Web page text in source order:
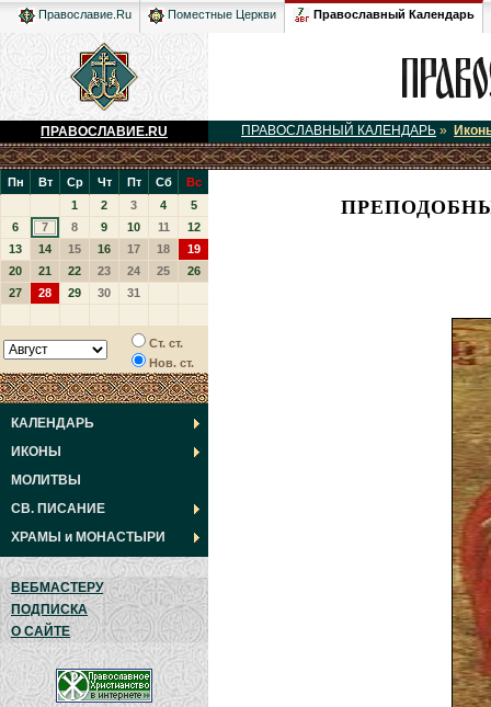
Православие.Ru Поместные Церкви Православный Календарь
ПРАВОСЛАВИЕ.RU ПРАВОСЛАВНЫЙ КАЛЕНДАРЬ »
Пн Вт Ср Чт Пт Сб
Вс
1
2 3 4
5
6
7 8 9 10 11
12
13
14 15 16 17 18
19
20
21 22 23 24 25
26
27
28 29 30 31
Ст. ст.
Нов. ст.
КАЛЕНДАРЬ
ИКОНЫ
МОЛИТВЫ
СВ. ПИСАНИЕ
ХРАМЫ и МОНАСТЫРИ
ВЕБМАСТЕРУ
ПОДПИСКА
О САЙТЕ